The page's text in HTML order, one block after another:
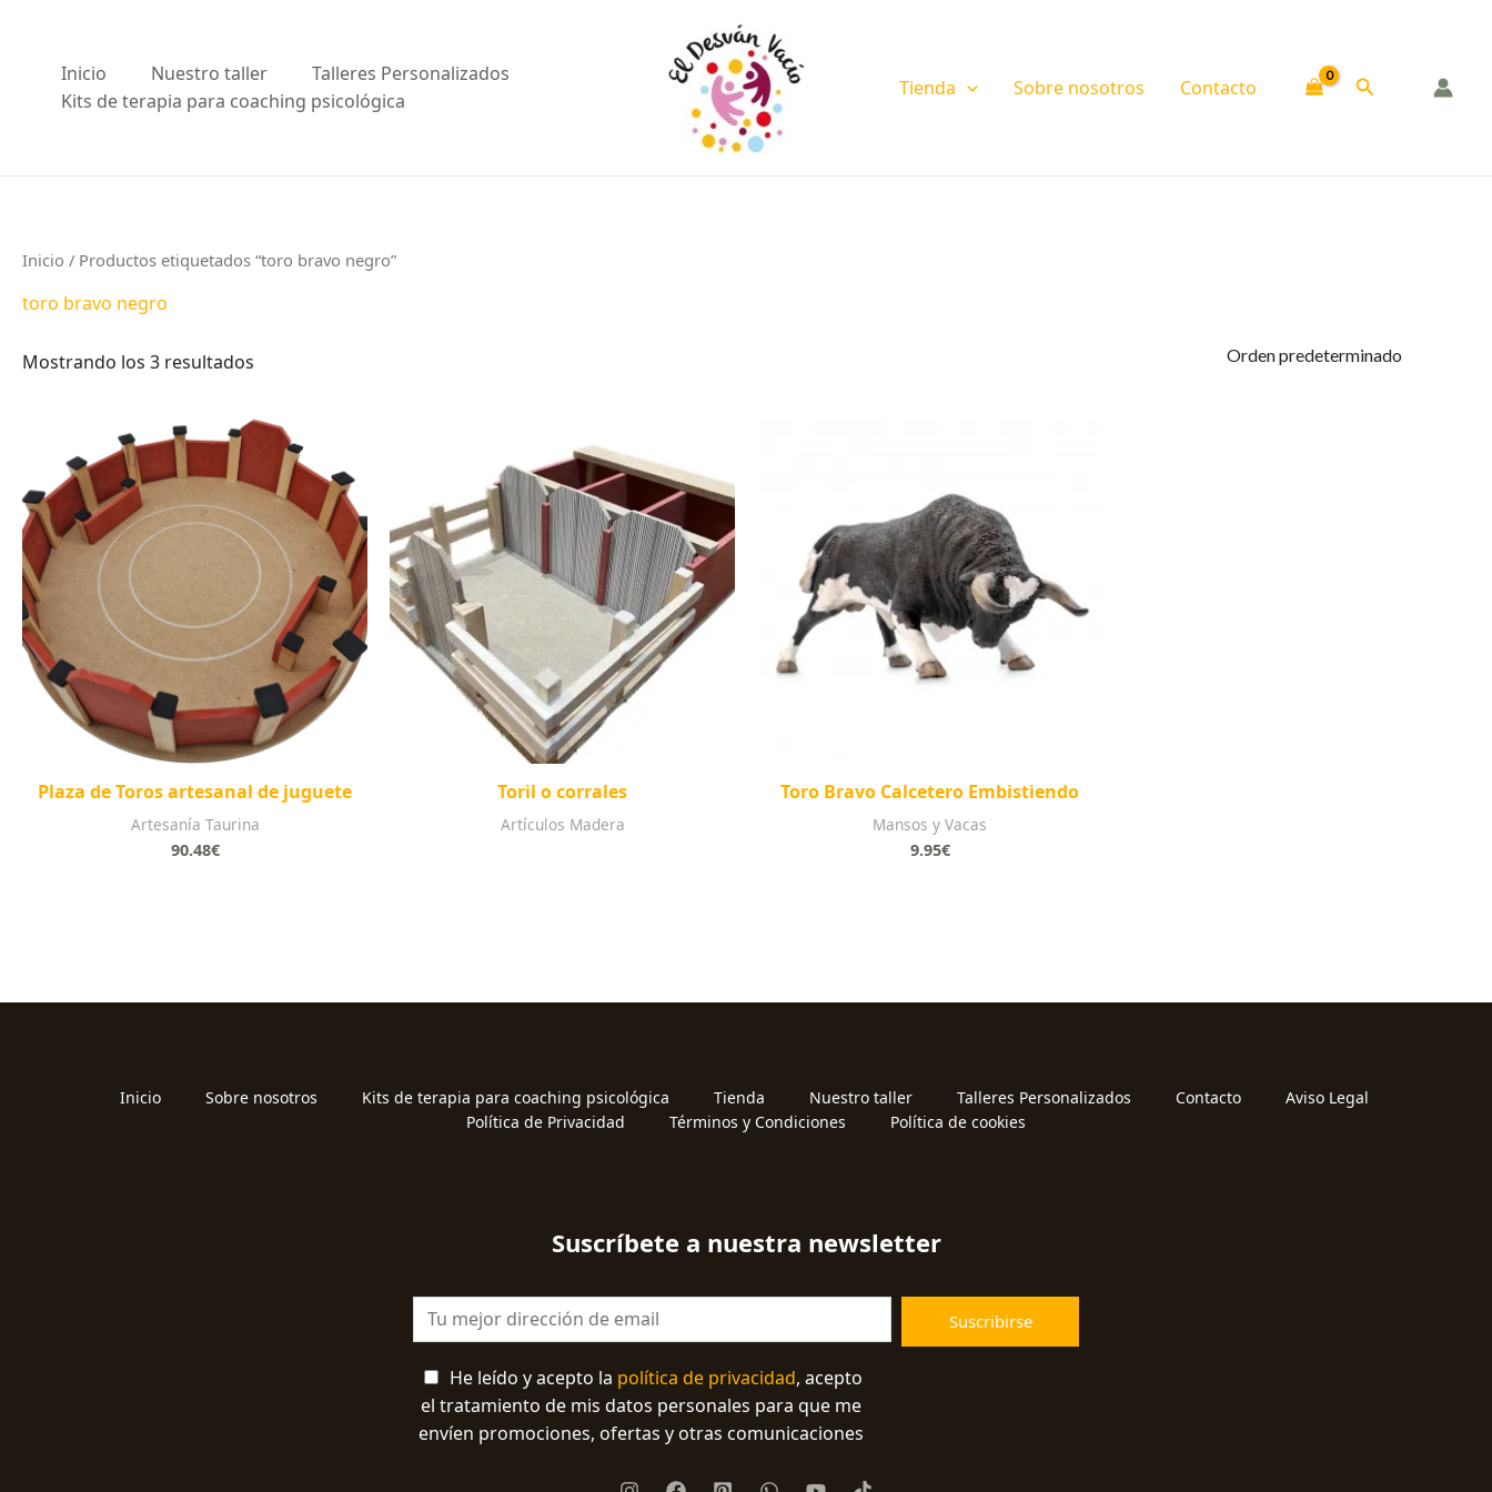
contenidoInicio Nuestro taller
Talleres Personalizados
Kits de terapia para coaching psicológica
Tienda Sobre nosotros Contacto Buscar
Inicio / Productos etiquetados “toro bravo negro”
toro bravo negro
Mostrando los 3 resultados
Plaza de Toros artesanal de juguete
Artesanía Taurina
90.48€
Toril o corrales
Artículos Madera
Toro Bravo Calcetero Embistiendo
Mansos y Vacas
9.95€
Inicio Sobre nosotros Kits de terapia para coaching psicológica Tienda Nuestro taller Talleres Personalizados Contacto
Aviso Legal
Política de Privacidad
Términos y Condiciones Política de cookies
Suscríbete a nuestra newsletter
He leído y acepto la política de privacidad, acepto
el tratamiento de mis datos personales para que me
envíen promociones, ofertas y otras comunicaciones
Suscribirse